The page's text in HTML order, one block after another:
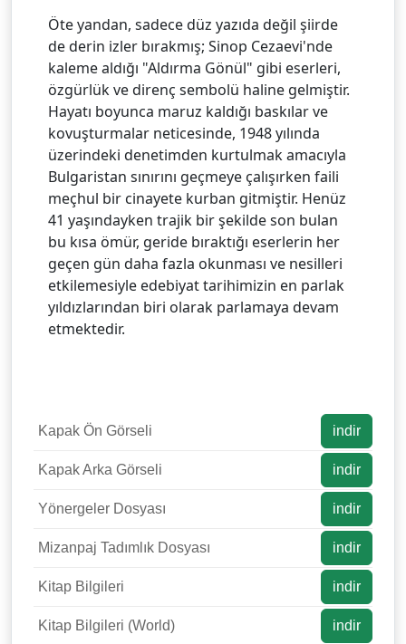
Öte yandan, sadece düz yazıda değil şiirde
de derin izler bırakmış; Sinop Cezaevi'nde
kaleme aldığı "Aldırma Gönül" gibi eserleri,
özgürlük ve direnç sembolü haline gelmiştir.
Hayatı boyunca maruz kaldığı baskılar ve
kovuşturmalar neticesinde, 1948 yılında
üzerindeki denetimden kurtulmak amacıyla
Bulgaristan sınırını geçmeye çalışırken faili
meçhul bir cinayete kurban gitmiştir. Henüz
41 yaşındayken trajik bir şekilde son bulan
bu kısa ömür, geride bıraktığı eserlerin her
geçen gün daha fazla okunması ve nesilleri
etkilemesiyle edebiyat tarihimizin en parlak
yıldızlarından biri olarak parlamaya devam
etmektedir.
Kapak Ön Görseli indir
Kapak Arka Görseli indir
Yönergeler Dosyası indir
Mizanpaj Tadımlık Dosyası indir
Kitap Bilgileri indir
Kitap Bilgileri (World) indir